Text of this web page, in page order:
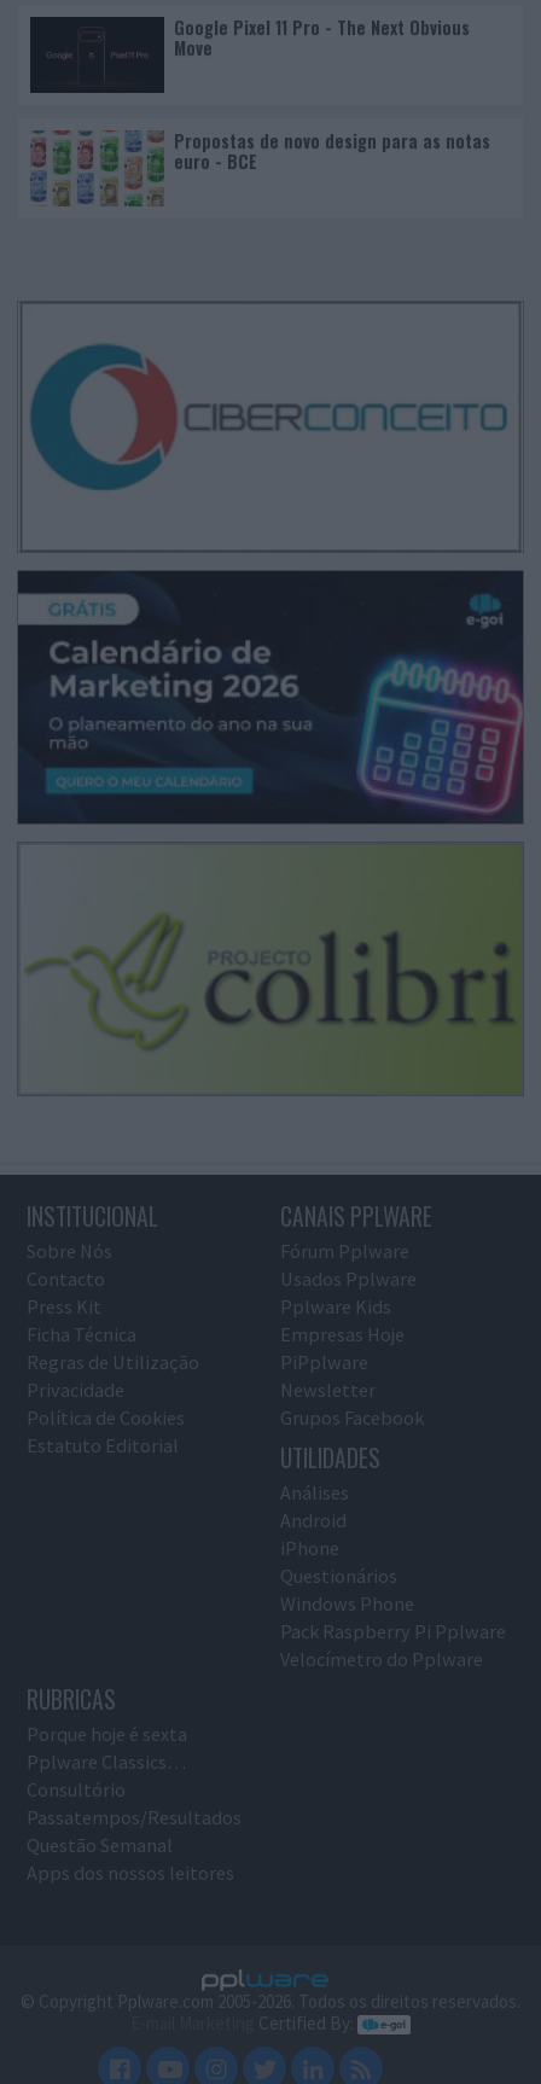
Google Pixel 11 Pro - The Next Obvious
Move
Propostas de novo design para as notas
euro - BCE
INSTITUCIONAL
Sobre Nós
Contacto
Press Kit
Ficha Técnica
Regras de Utilização
Privacidade
Política de Cookies
Estatuto Editorial
CANAIS PPLWARE
Fórum Pplware
Usados Pplware
Pplware Kids
Empresas Hoje
PiPplware
Newsletter
Grupos Facebook
UTILIDADES
Análises
Android
iPhone
Questionários
Windows Phone
Pack Raspberry Pi Pplware
Velocímetro do Pplware
RUBRICAS
Porque hoje é sexta
Pplware Classics…
Consultório
Passatempos/Resultados
Questão Semanal
Apps dos nossos leitores
© Copyright Pplware.com 2005-2026. Todos os direitos reservados.
Certified By: